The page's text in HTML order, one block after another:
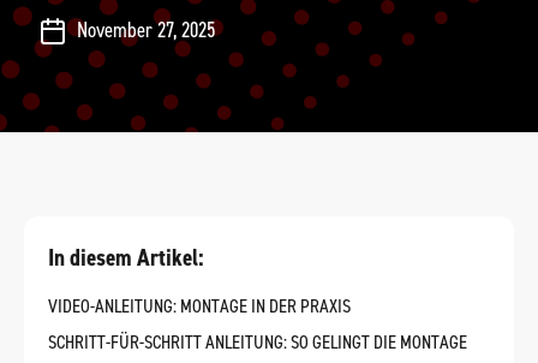
November 27, 2025
In diesem Artikel:
VIDEO-ANLEITUNG: MONTAGE IN DER PRAXIS
SCHRITT-FÜR-SCHRITT ANLEITUNG: SO GELINGT DIE MONTAGE